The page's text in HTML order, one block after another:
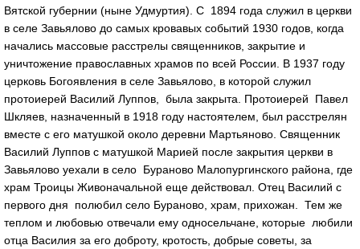
Вятской губернии (ныне Удмуртия). С 1894 года служил в церкви
в селе Завьялово до самых кровавых событий 1930 годов, когда
начались массовые расстрелы священников, закрытие и
уничтожение православных храмов по всей России. В 1937 году
церковь Богоявления в селе Завьялово, в которой служил
протоиерей Василий Луппов, была закрыта. Протоиерей Павел
Шкляев, назначенный в 1918 году настоятелем, был расстрелян
вместе с его матушкой около деревни Мартьяново. Священник
Василий Луппов с матушкой Марией после закрытия церкви в
Завьялово уехали в село Бураново Малопургинского района, где
храм Троицы Живоначальной еще действовал. Отец Василий с
первого дня полюбил село Бураново, храм, прихожан. Тем же
теплом и любовью отвечали ему односельчане, которые любили
отца Василия за его доброту, кротость, добрые советы, за